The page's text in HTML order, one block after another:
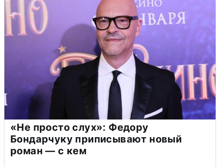
«Не просто слух»: Федору
Бондарчуку приписывают новый
роман — с кем